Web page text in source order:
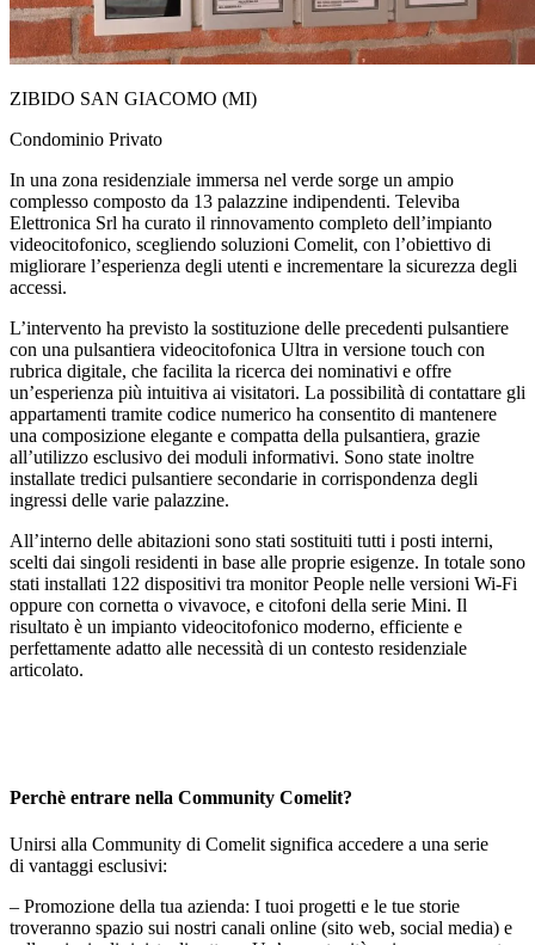
ZIBIDO SAN GIACOMO (MI)
Condominio Privato
In una zona residenziale immersa nel verde sorge un ampio
complesso composto da 13 palazzine indipendenti. Televiba
Elettronica Srl ha curato il rinnovamento completo dell’impianto
videocitofonico, scegliendo soluzioni Comelit, con l’obiettivo di
migliorare l’esperienza degli utenti e incrementare la sicurezza degli
accessi.
L’intervento ha previsto la sostituzione delle precedenti pulsantiere
con una pulsantiera videocitofonica Ultra in versione touch con
rubrica digitale, che facilita la ricerca dei nominativi e offre
un’esperienza più intuitiva ai visitatori. La possibilità di contattare gli
appartamenti tramite codice numerico ha consentito di mantenere
una composizione elegante e compatta della pulsantiera, grazie
all’utilizzo esclusivo dei moduli informativi. Sono state inoltre
installate tredici pulsantiere secondarie in corrispondenza degli
ingressi delle varie palazzine.
All’interno delle abitazioni sono stati sostituiti tutti i posti interni,
scelti dai singoli residenti in base alle proprie esigenze. In totale sono
stati installati 122 dispositivi tra monitor People nelle versioni Wi-Fi
oppure con cornetta o vivavoce, e citofoni della serie Mini. Il
risultato è un impianto videocitofonico moderno, efficiente e
perfettamente adatto alle necessità di un contesto residenziale
articolato.
Perchè entrare nella Community Comelit?
Unirsi alla Community di Comelit significa accedere a una serie
di vantaggi esclusivi:
– Promozione della tua azienda: I tuoi progetti e le tue storie
troveranno spazio sui nostri canali online (sito web, social media) e